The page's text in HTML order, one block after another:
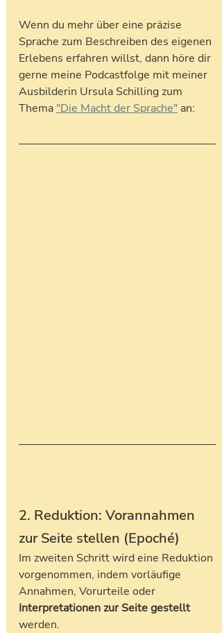
Wenn du mehr über eine präzise
Sprache zum Beschreiben des eigenen
Erlebens erfahren willst, dann höre dir
gerne meine Podcastfolge mit meiner
Ausbilderin Ursula Schilling zum
Thema "Die Macht der Sprache" an:
2. Reduktion: Vorannahmen
zur Seite stellen (Epoché)
Im zweiten Schritt wird eine Reduktion
vorgenommen, indem vorläufige
Annahmen, Vorurteile oder
Interpretationen zur Seite gestellt
werden.